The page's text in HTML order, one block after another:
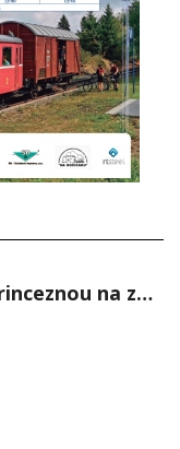
Prohlídka s princeznou na zámku Stekník